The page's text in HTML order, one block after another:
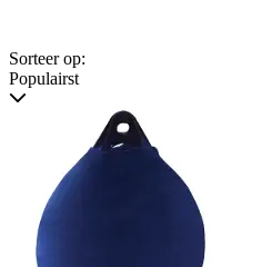
Sorteer op:
Populairst